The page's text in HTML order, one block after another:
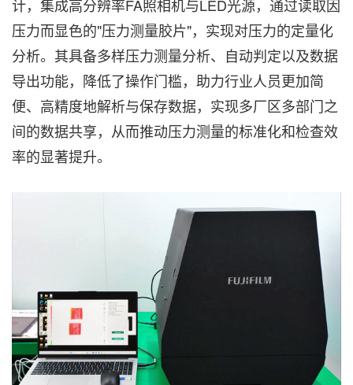
计，集成高分辨率FA照相机与LED光源，通过读取因
压力而显色的"压力测量胶片"，实现对压力的定量化
分析。其具备多样压力测量分析、自动判定以及数据
导出功能，降低了操作门槛，助力行业人员更加简
便、高精度地解析与保存数据，实现多厂区多部门之
间的数据共享，从而推动压力测量的标准化和检查效
率的显著提升。